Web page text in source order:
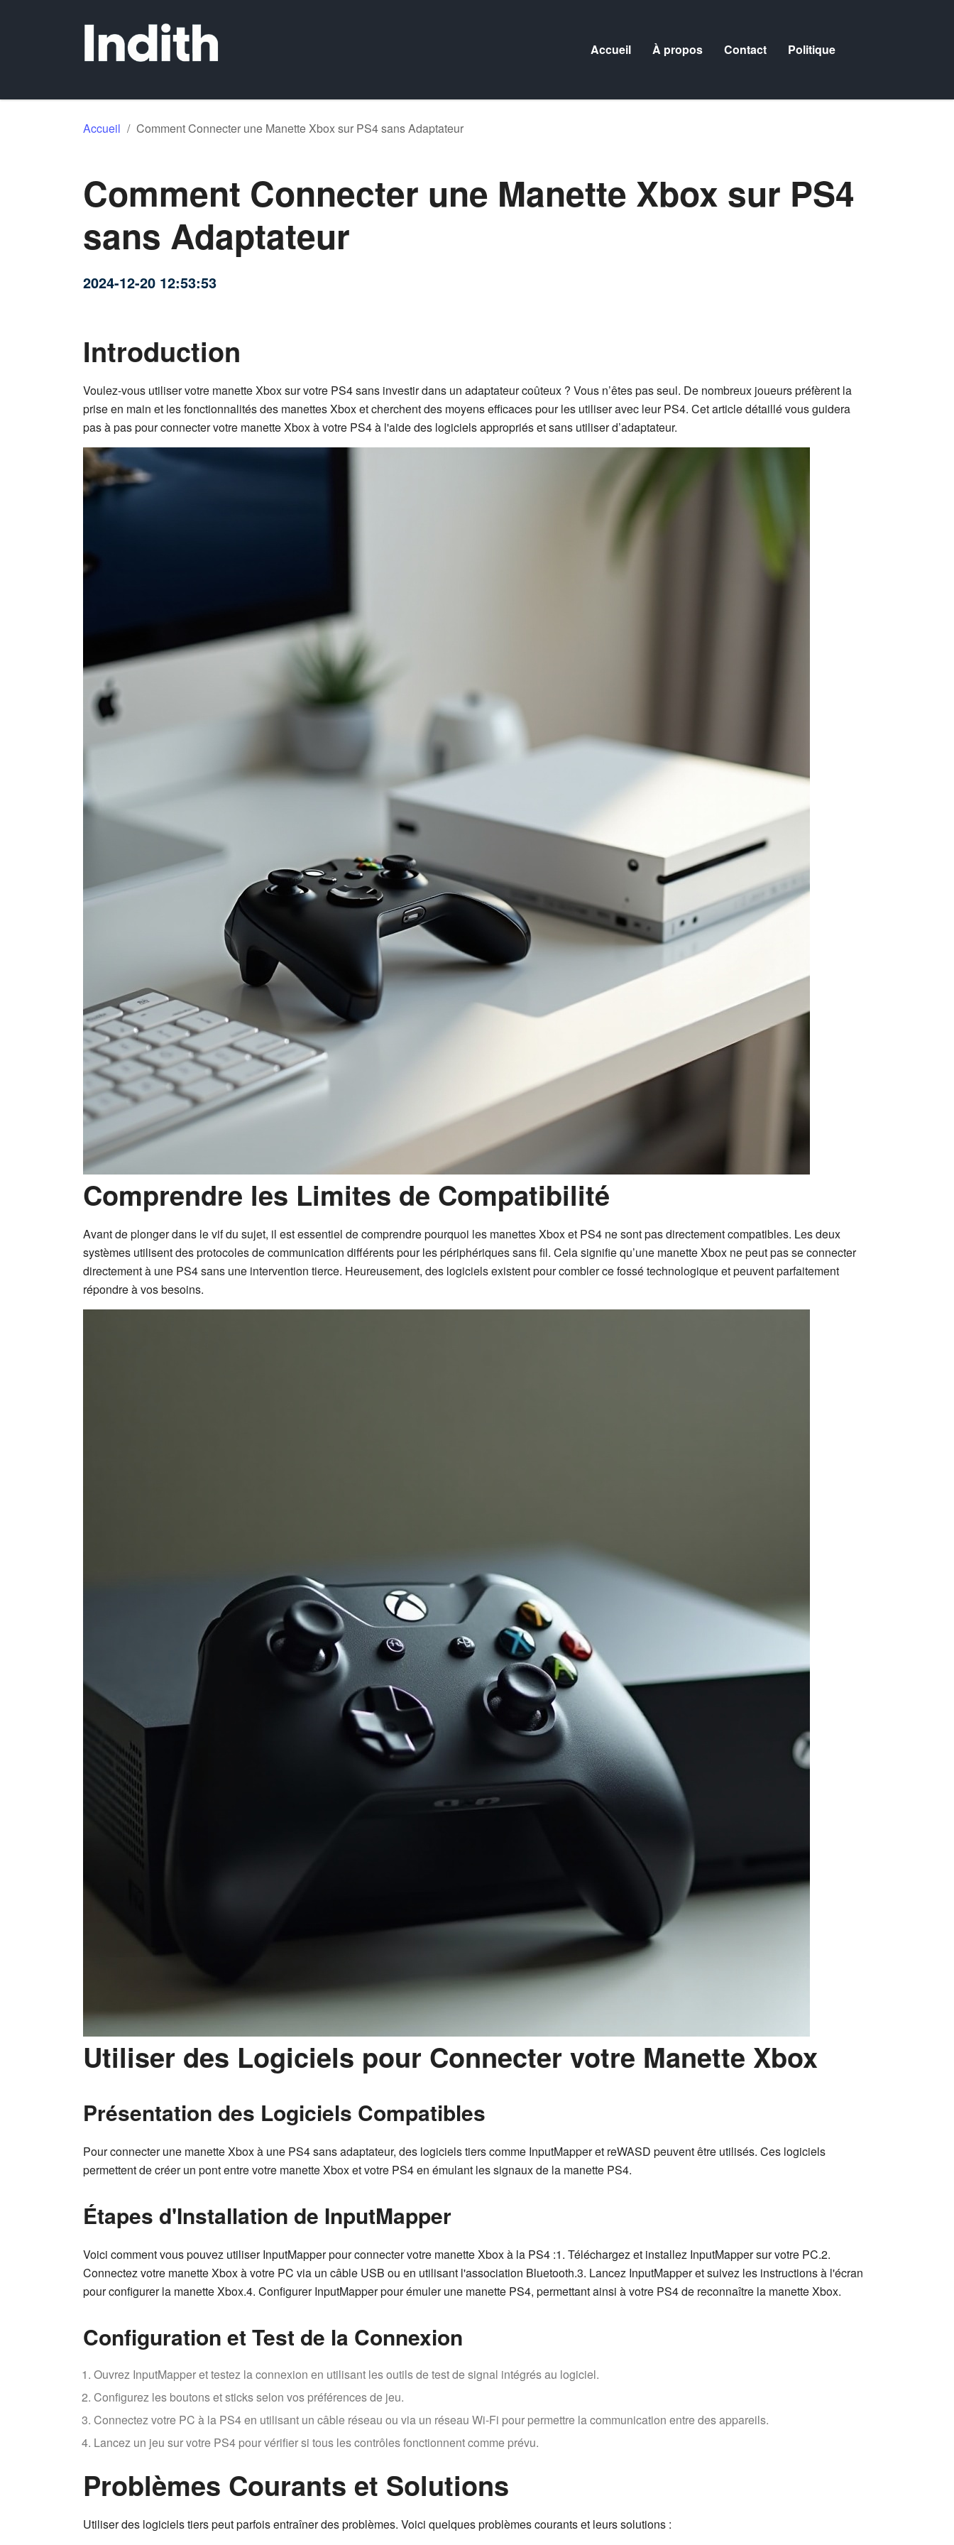
Accueil À propos Contact Politique
Accueil / Comment Connecter une Manette Xbox sur PS4 sans Adaptateur
Comment Connecter une Manette Xbox sur PS4
sans Adaptateur
2024-12-20 12:53:53
Introduction
Voulez-vous utiliser votre manette Xbox sur votre PS4 sans investir dans un adaptateur coûteux ? Vous n’êtes pas seul. De nombreux joueurs préfèrent la
prise en main et les fonctionnalités des manettes Xbox et cherchent des moyens efficaces pour les utiliser avec leur PS4. Cet article détaillé vous guidera
pas à pas pour connecter votre manette Xbox à votre PS4 à l'aide des logiciels appropriés et sans utiliser d’adaptateur.
Comprendre les Limites de Compatibilité
Avant de plonger dans le vif du sujet, il est essentiel de comprendre pourquoi les manettes Xbox et PS4 ne sont pas directement compatibles. Les deux
systèmes utilisent des protocoles de communication différents pour les périphériques sans fil. Cela signifie qu’une manette Xbox ne peut pas se connecter
directement à une PS4 sans une intervention tierce. Heureusement, des logiciels existent pour combler ce fossé technologique et peuvent parfaitement
répondre à vos besoins.
Utiliser des Logiciels pour Connecter votre Manette Xbox
Présentation des Logiciels Compatibles
Pour connecter une manette Xbox à une PS4 sans adaptateur, des logiciels tiers comme InputMapper et reWASD peuvent être utilisés. Ces logiciels
permettent de créer un pont entre votre manette Xbox et votre PS4 en émulant les signaux de la manette PS4.
Étapes d'Installation de InputMapper
Voici comment vous pouvez utiliser InputMapper pour connecter votre manette Xbox à la PS4 :1. Téléchargez et installez InputMapper sur votre PC.2.
Connectez votre manette Xbox à votre PC via un câble USB ou en utilisant l'association Bluetooth.3. Lancez InputMapper et suivez les instructions à l'écran
pour configurer la manette Xbox.4. Configurer InputMapper pour émuler une manette PS4, permettant ainsi à votre PS4 de reconnaître la manette Xbox.
Configuration et Test de la Connexion
Ouvrez InputMapper et testez la connexion en utilisant les outils de test de signal intégrés au logiciel.
Configurez les boutons et sticks selon vos préférences de jeu.
Connectez votre PC à la PS4 en utilisant un câble réseau ou via un réseau Wi-Fi pour permettre la communication entre des appareils.
Lancez un jeu sur votre PS4 pour vérifier si tous les contrôles fonctionnent comme prévu.
Problèmes Courants et Solutions
Utiliser des logiciels tiers peut parfois entraîner des problèmes. Voici quelques problèmes courants et leurs solutions :